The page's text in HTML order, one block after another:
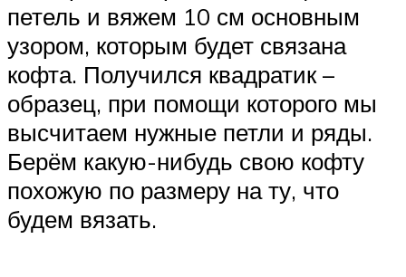
петель и вяжем 10 см основным
узором, которым будет связана
кофта. Получился квадратик –
образец, при помощи которого мы
высчитаем нужные петли и ряды.
Берём какую-нибудь свою кофту
похожую по размеру на ту, что
будем вязать.